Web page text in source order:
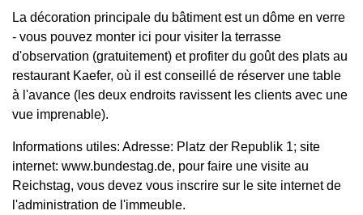
La décoration principale du bâtiment est un dôme en verre
- vous pouvez monter ici pour visiter la terrasse
d'observation (gratuitement) et profiter du goût des plats au
restaurant Kaefer, où il est conseillé de réserver une table
à l'avance (les deux endroits ravissent les clients avec une
vue imprenable).
Informations utiles: Adresse: Platz der Republik 1; site
internet: www.bundestag.de, pour faire une visite au
Reichstag, vous devez vous inscrire sur le site internet de
l'administration de l'immeuble.